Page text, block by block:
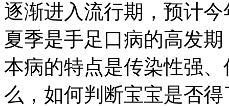
逐渐进入流行期，预计
夏季是手足口病的高发
本病的特点是传染性强
么，如何判断宝宝是否